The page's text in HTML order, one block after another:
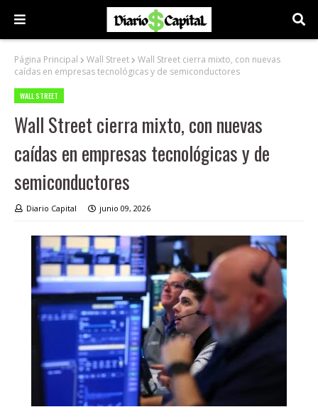
Página Principal Wall Street
Wall Street cierra mixto, con nuevas
caídas en empresas tecnológicas y de semiconductores
WALL STREET
Wall Street cierra mixto, con nuevas
caídas en empresas tecnológicas y de
semiconductores
Diario Capital junio 09, 2026